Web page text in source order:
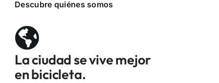
Descubre quiénes somos
La ciudad se vive mejor
en bicicleta.